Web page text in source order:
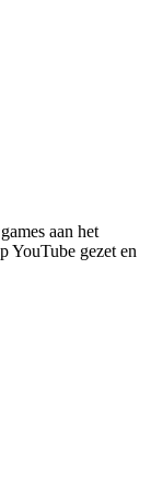
aan het
YouTube gezet en